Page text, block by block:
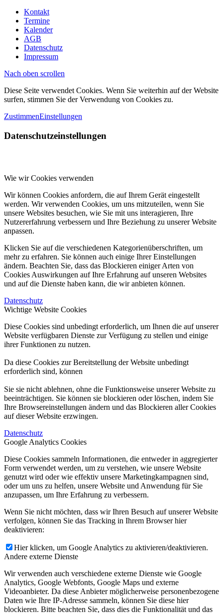
Kontakt
Termine
Kalender
AGB
Datenschutz
Impressum
Nach oben scrollen
Diese Seite verwendet Cookies. Wenn Sie weiterhin auf der Website
surfen, stimmen Sie der Verwendung von Cookies zu.
ZustimmenEinstellungen
Datenschutzeinstellungen
Wie wir Cookies verwenden
Wir können Cookies anfordern, die auf Ihrem Gerät eingestellt
werden. Wir verwenden Cookies, um uns mitzuteilen, wenn Sie
unsere Websites besuchen, wie Sie mit uns interagieren, Ihre
Nutzererfahrung verbessern und Ihre Beziehung zu unserer Website
anpassen.
Klicken Sie auf die verschiedenen Kategorienüberschriften, um
mehr zu erfahren. Sie können auch einige Ihrer Einstellungen
ändern. Beachten Sie, dass das Blockieren einiger Arten von
Cookies Auswirkungen auf Ihre Erfahrung auf unseren Websites
und auf die Dienste haben kann, die wir anbieten können.
Datenschutz
Wichtige Website Cookies
Diese Cookies sind unbedingt erforderlich, um Ihnen die auf unserer
Website verfügbaren Dienste zur Verfügung zu stellen und einige
ihrer Funktionen zu nutzen.
Da diese Cookies zur Bereitstellung der Website unbedingt
erforderlich sind, können
Sie sie nicht ablehnen, ohne die Funktionsweise unserer Website zu
beeinträchtigen. Sie können sie blockieren oder löschen, indem Sie
Ihre Browsereinstellungen ändern und das Blockieren aller Cookies
auf dieser Website erzwingen.
Datenschutz
Google Analytics Cookies
Diese Cookies sammeln Informationen, die entweder in aggregierter
Form verwendet werden, um zu verstehen, wie unsere Website
genutzt wird oder wie effektiv unsere Marketingkampagnen sind,
oder um uns zu helfen, unsere Website und Anwendung für Sie
anzupassen, um Ihre Erfahrung zu verbessern.
Wenn Sie nicht möchten, dass wir Ihren Besuch auf unserer Website
verfolgen, können Sie das Tracking in Ihrem Browser hier
deaktivieren:
Hier klicken, um Google Analytics zu aktivieren/deaktivieren.
Andere externe Dienste
Wir verwenden auch verschiedene externe Dienste wie Google
Analytics, Google Webfonts, Google Maps und externe
Videoanbieter. Da diese Anbieter möglicherweise personenbezogene
Daten wie Ihre IP-Adresse sammeln, können Sie diese hier
blockieren. Bitte beachten Sie, dass dies die Funktionalität und das